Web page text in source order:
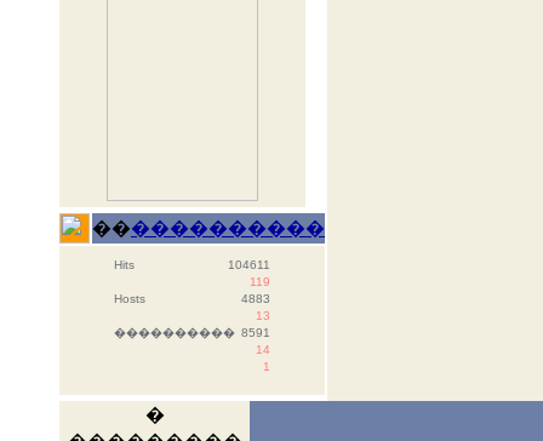
������������
Hits
104611
119
Hosts
4883
13
���������� 8591
14
1
�